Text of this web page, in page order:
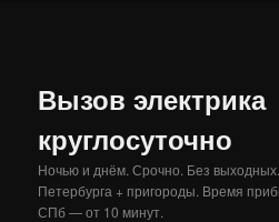
Вызов электрика
круглосуточно
Ночью и днём. Срочно. Без
Петербурга + пригороды. Время
СПб — от 10 минут.